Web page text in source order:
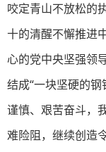
咬定青山不放松的
十的清醒不懈推进
心的党中央坚强领
结成“一块坚硬的
谨慎、艰苦奋斗，
难险阻，继续创造